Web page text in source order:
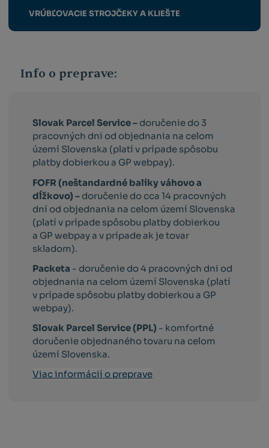
VRÚBĽOVACIE STROJČEKY A KLIEŠTE
Info o preprave:
Slovak Parcel Service – doručenie do 3
pracovných dni od objednania na celom
území Slovenska (platí v prípade spôsobu
platby dobierkou a GP webpay).
FOFR (neštandardné balíky váhovo a
dĺžkovo) – doručenie do cca 14 pracovných
dní od objednania na celom území Slovenska
(platí v prípade spôsobu platby dobierkou
a GP webpay a v prípade ak je tovar
skladom).
Packeta - doručenie do 4 pracovných dni od
objednania na celom území Slovenska (platí
v prípade spôsobu platby dobierkou a GP
webpay).
Slovak Parcel Service (PPL) - komfortné
doručenie objednaného tovaru na celom
území Slovenska.
Viac informácií o preprave